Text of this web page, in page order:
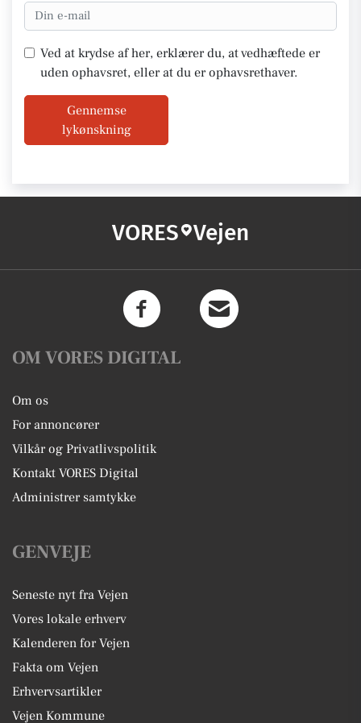
Ved at krydse af her, erklærer du, at vedhæftede er
uden ophavsret, eller at du er ophavsrethaver.
Gennemse
lykønskning
VORES Vejen
OM VORES DIGITAL
Om os
For annoncører
Vilkår og Privatlivspolitik
Kontakt VORES Digital
Administrer samtykke
GENVEJE
Seneste nyt fra Vejen
Vores lokale erhverv
Kalenderen for Vejen
Fakta om Vejen
Erhvervsartikler
Vejen Kommune